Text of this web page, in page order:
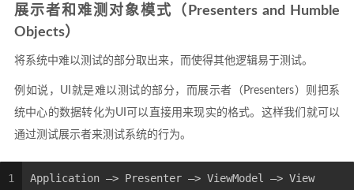
展示者和难测对象模式（Presenters and Humble
Objects）
将系统中难以测试的部分取出来，而使得其他逻辑易于测试。
例如说，UI就是难以测试的部分，而展示者（Presenters）则把系
统中心的数据转化为UI可以直接用来现实的格式。这样我们就可以
通过测试展示者来测试系统的行为。
1 Application –> Presenter –> ViewModel –> View